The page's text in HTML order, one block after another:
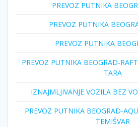
PREVOZ PUTNIKA
PREVOZ PUTNIKA
PREVOZ PUTNIKA
PREVOZ PUTNIKA BEOGRAD-
TARA
IZNAJMLJIVANJE VOZILA BEZ
PREVOZ PUTNIKA BEOGRAD-
TEMIŠVAR